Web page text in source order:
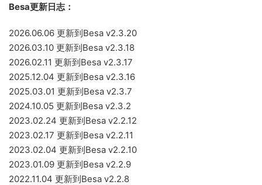
Besa更新日志：
2026.06.06 更新到Besa v2.3.20
2026.03.10 更新到Besa v2.3.18
2026.02.11 更新到Besa v2.3.17
2025.12.04 更新到Besa v2.3.16
2025.03.01 更新到Besa v2.3.7
2024.10.05 更新到Besa v2.3.2
2023.02.24 更新到Besa v2.2.12
2023.02.17 更新到Besa v2.2.11
2023.02.04 更新到Besa v2.2.10
2023.01.09 更新到Besa v2.2.9
2022.11.04 更新到Besa v2.2.8